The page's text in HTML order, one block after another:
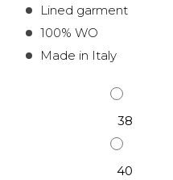
Lined garment
100% WO
Made in Italy
38
40